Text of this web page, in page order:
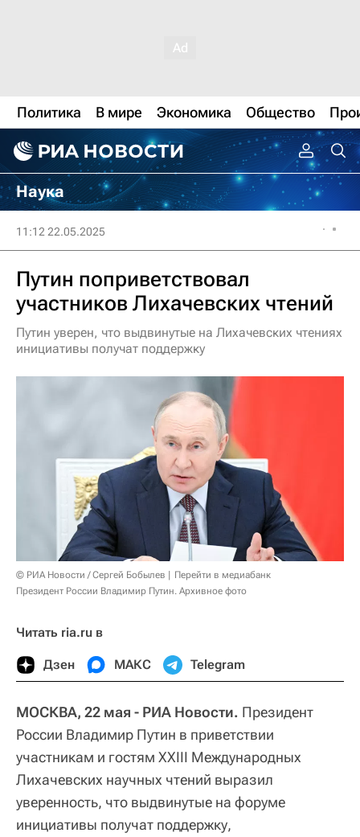
Политика В мире Экономика Общество
Наука
11:12 22.05.2025
Путин поприветствовал
участников Лихачевских чтений
Путин уверен, что выдвинутые на Лихачевских чтениях
инициативы получат поддержку
© РИА Новости / Сергей Бобылев
Перейти в медиабанк
Президент России Владимир Путин. Архивное фото
Читать ria.ru в
Дзен МАКС Telegram
МОСКВА, 22 мая - РИА Новости. Президент
России Владимир Путин в приветствии
участникам и гостям XXIII Международных
Лихачевских научных чтений выразил
уверенность, что выдвинутые на форуме
инициативы получат поддержку,